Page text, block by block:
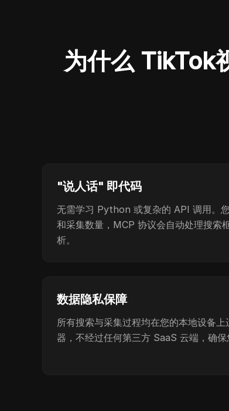
为什么 TikTok
"说人话" 即代码
无需学习 Python 或复杂的 API 调用。
和采集数量，MCP 协议会自动处理搜索
析。
数据隐私保障
所有搜索与采集过程均在您的本地设备
器，不经过任何第三方 SaaS 云端，确保